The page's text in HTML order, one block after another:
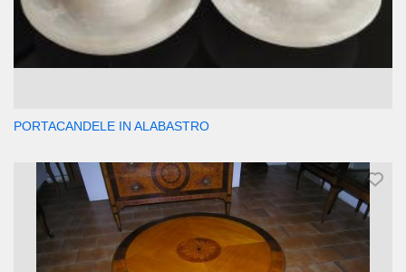
PORTACANDELE IN ALABASTRO